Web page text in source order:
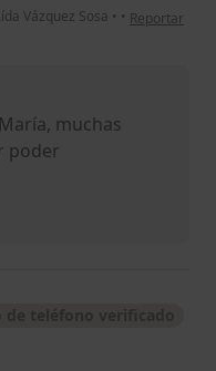
Vázquez Sosa • • en opinión
Reportar
muchas
poder